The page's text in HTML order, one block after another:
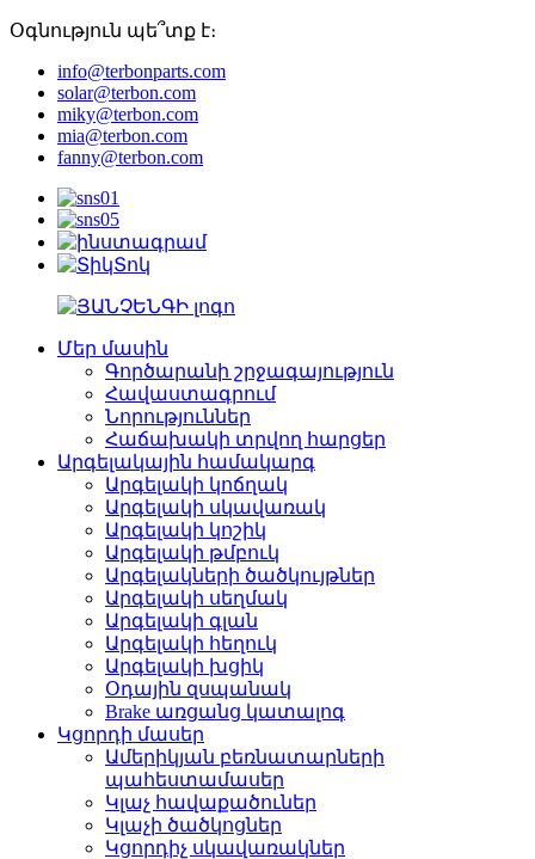
Օգնություն պե՞տք է։
info@terbonparts.com
solar@terbon.com
miky@terbon.com
mia@terbon.com
fanny@terbon.com
Մեր մասին
Գործարանի շրջագայություն
Հավաստագրում
Նորություններ
Հաճախակի տրվող հարցեր
Արգելակային համակարգ
Արգելակի կոճղակ
Արգելակի սկավառակ
Արգելակի կոշիկ
Արգելակի թմբուկ
Արգելակների ծածկույթներ
Արգելակի սեղմակ
Արգելակի գլան
Արգելակի հեղուկ
Արգելակի խցիկ
Օդային զսպանակ
Brake առցանց կատալոգ
Կցորդի մասեր
Ամերիկյան բեռնատարների
պահեստամասեր
Կլաչ հավաքածուներ
Կլաչի ծածկոցներ
Կցորդիչ սկավառակներ